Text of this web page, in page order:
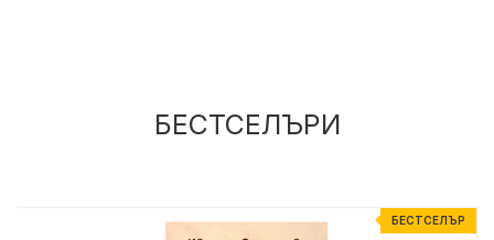
БЕСТСЕЛЪРИ
БЕСТСЕЛЪР